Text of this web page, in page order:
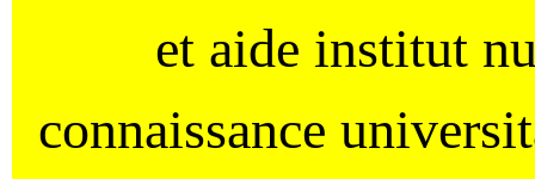
et aide institut
connaissance